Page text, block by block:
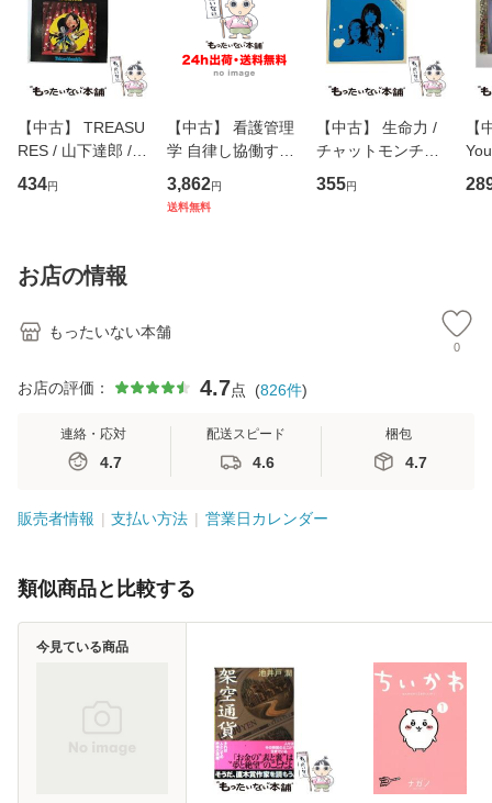
【中古】 TREASU
RES / 山下達郎 /
イーストウエス
ト・ジャパン [CD]
434円
【中古】 看護管理
学 自律し協働する
専門職の看護マネ
ジメントスキル 改
3,862円
送料無料
【中古】 生命力 /
チャットモンチー /
キューンレコード
[CD]【メール便送
355円
【
のが
お店の情報
もったいない本舗
0
お店の評価： 4.7点 (826件)
連絡・応対
4.7
配送スピード
4.6
梱包
4.7
販売者情報 支払い方法 営業日カレンダー
類似商品と比較する
今見ている商品